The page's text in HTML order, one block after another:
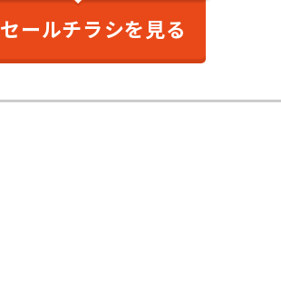
セールチラシを見る